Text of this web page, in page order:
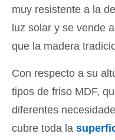
muy resistente a la
luz solar y se vende
que la madera
Con respecto a su
tipos de friso MDF,
diferentes
cubre toda la